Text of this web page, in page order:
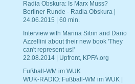
Radia Obskura: Is Marx Muss?
Berliner Runde - Radia Obskura |
24.06.2015 | 60 min.
Interview with Marina Sitrin and Dario
Azzellini about their new book 'They
can't represent us!'
22.08.2014 | Upfront, KPFA.org
Fußball-WM im WUK
WUK-RADIO: Fußball-WM im WUK |